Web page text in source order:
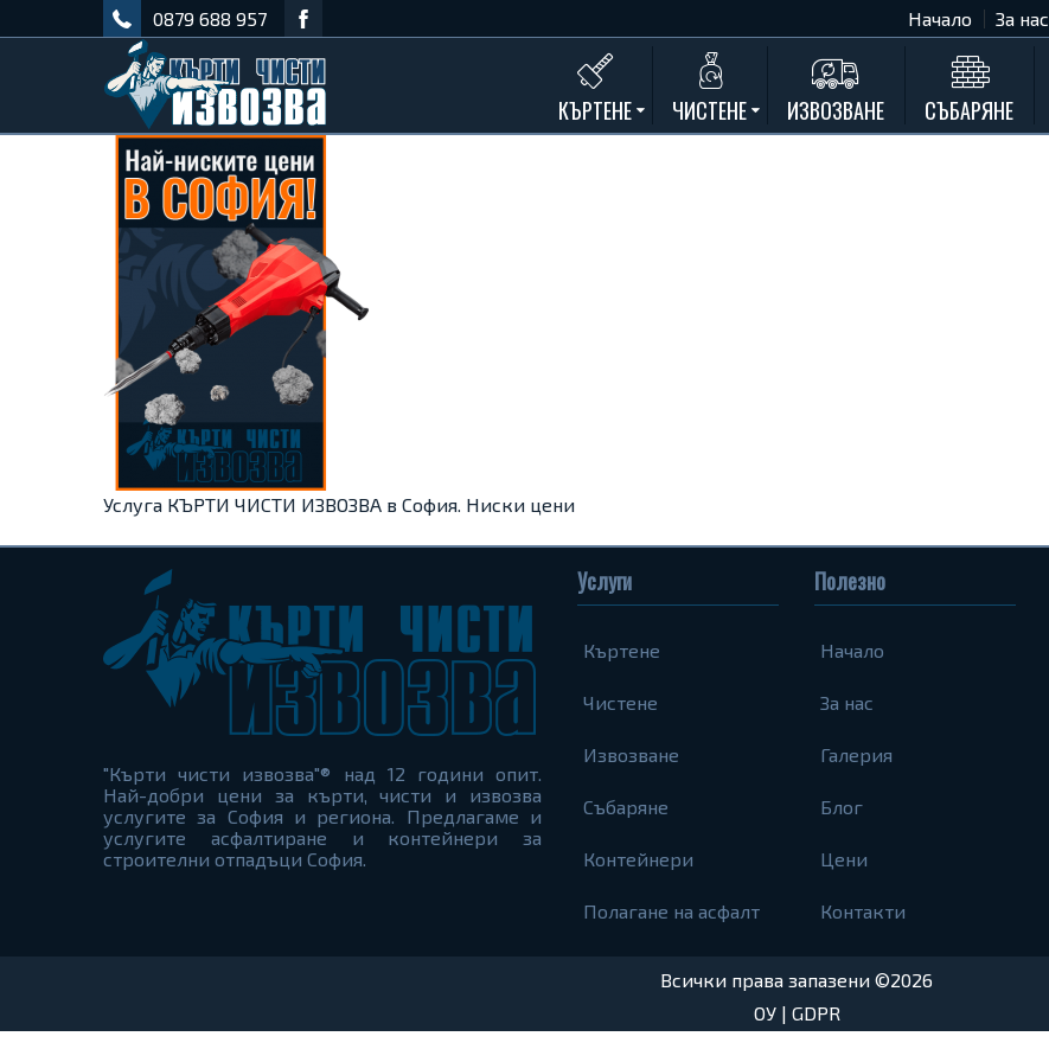
0879 688 957 Начало За нас
КЪРТЕНЕ ЧИСТЕНЕ ИЗВОЗВАНЕ СЪБАРЯНЕ
Услуга КЪРТИ ЧИСТИ ИЗВОЗВА в София. Ниски цени
"Кърти чисти извозва"® над 12 години опит.
Най-добри цени за кърти, чисти и извозва
услугите за София и региона. Предлагаме и
услугите асфалтиране и контейнери за
строителни отпадъци София.
Услуги
Къртене
Чистене
Извозване
Събаряне
Контейнери
Полагане на асфалт
Полезно
Начало
За нас
Галерия
Блог
Цени
Контакти
Всички права запазени ©2026
ОУ| GDPR